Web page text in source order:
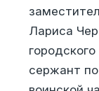
Лариса
сержант